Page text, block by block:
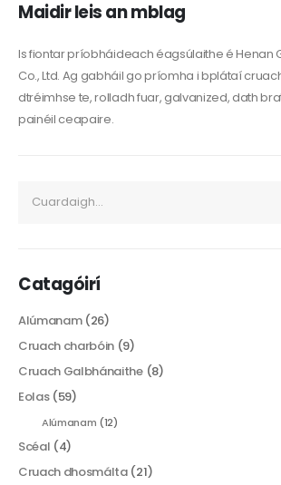
Maidir leis an mblag
Is fiontar príobháideach éagsúlaithe é Henan
Co., Ltd. Ag gabháil go príomha i bplátaí
dtréimhse te, rolladh fuar, galvanized, dath
painéil ceapaire.
Catagóirí
Alúmanam(26)
Cruach charbóin (9)
Cruach Galbhánaithe(8)
Eolas(59)
Alúmanam (12)
Scéal (4)
Cruach dhosmálta(21)